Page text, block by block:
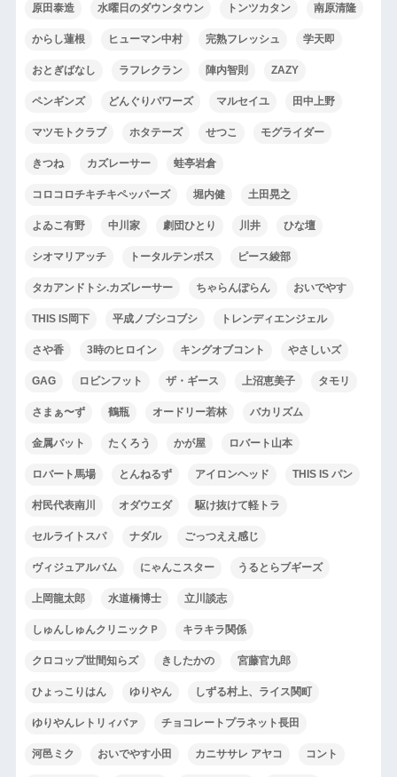
原田泰造 水曜日のダウンタウン トンツカタン 南原清隆
からし蓮根 ヒューマン中村 完熟フレッシュ 学天即
おとぎばなし ラフレクラン 陣内智則 ZAZY
ペンギンズ どんぐりパワーズ マルセイユ 田中上野
マツモトクラブ ホタテーズ せつこ モグライダー
きつね カズレーサー 蛙亭岩倉
コロコロチキチキペッパーズ 堀内健 土田晃之
よゐこ有野 中川家 劇団ひとり 川井 ひな壇
シオマリアッチ トータルテンボス ピース綾部
タカアンドトシ.カズレーサー ちゃらんぽらん おいでやす
THIS IS岡下 平成ノブシコブシ トレンディエンジェル
さや香 3時のヒロイン キングオブコント やさしいズ
GAG ロビンフット ザ・ギース 上沼恵美子 タモリ
さまぁ〜ず 鶴瓶 オードリー若林 バカリズム
金属バット たくろう かが屋 ロバート山本
ロバート馬場 とんねるず アイロンヘッド THIS IS パン
村民代表南川 オダウエダ 駆け抜けて軽トラ
セルライトスパ ナダル ごっつええ感じ
ヴィジュアルバム にゃんこスター うるとらブギーズ
上岡龍太郎 水道橋博士 立川談志
しゅんしゅんクリニックＰ キラキラ関係
クロコップ世間知らズ きしたかの 宮藤官九郎
ひょっこりはん ゆりやん しずる村上、ライス関町
ゆりやんレトリィバァ チョコレートプラネット長田
河邑ミク おいでやす小田 カニササレ アヤコ コント